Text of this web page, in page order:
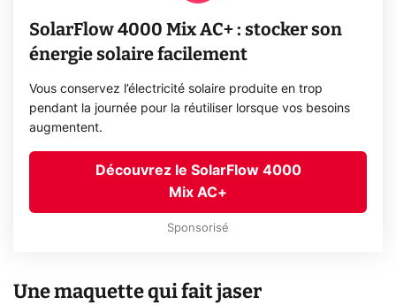
SolarFlow 4000 Mix AC+ : stocker son
énergie solaire facilement
Vous conservez l’électricité solaire produite en trop
pendant la journée pour la réutiliser lorsque vos besoins
augmentent.
Découvrez le SolarFlow 4000
Mix AC+
Sponsorisé
Une maquette qui fait jaser